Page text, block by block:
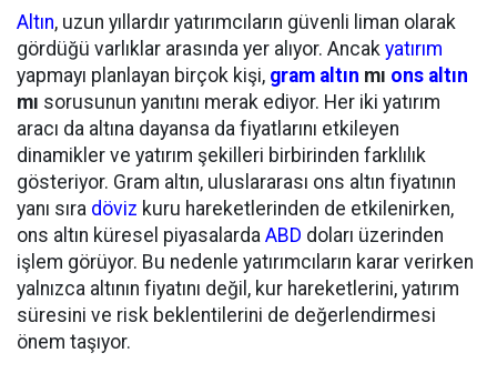
Altın, uzun yıllardır yatırımcıların güvenli liman olarak
gördüğü varlıklar arasında yer alıyor. Ancak yatırım
yapmayı planlayan birçok kişi, gram altın mı ons altın
mı sorusunun yanıtını merak ediyor. Her iki yatırım
aracı da altına dayansa da fiyatlarını etkileyen
dinamikler ve yatırım şekilleri birbirinden farklılık
gösteriyor. Gram altın, uluslararası ons altın fiyatının
yanı sıra döviz kuru hareketlerinden de etkilenirken,
ons altın küresel piyasalarda ABD doları üzerinden
işlem görüyor. Bu nedenle yatırımcıların karar verirken
yalnızca altının fiyatını değil, kur hareketlerini, yatırım
süresini ve risk beklentilerini de değerlendirmesi
önem taşıyor.